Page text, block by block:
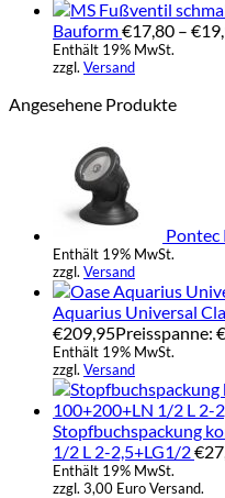
Bauform€17,80 – €
Enthält 19% MwSt.
zzgl. Versand
Angesehene Produkte
Pontec
Enthält 19% MwSt.
zzgl. Versand
Aquarius Universal
€209,95Preisspanne:
Enthält 19% MwSt.
zzgl. Versand
Stopfbuchspackung
1/2 L 2-2,5+LG1/2€
Enthält 19% MwSt.
zzgl. 3,00 Euro Versand.